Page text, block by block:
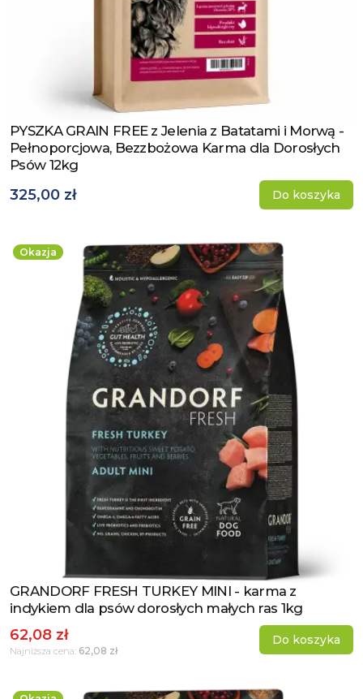
Zobacz produkt
PYSZKA GRAIN FREE z Jelenia z Batatami i Morwą -
Pełnoporcjowa, Bezzbożowa Karma dla Dorosłych
Psów 12kg
325,00 zł Do koszyka
Okazja
Zobacz produkt
GRANDORF FRESH TURKEY MINI - karma z
indykiem dla psów dorosłych małych ras 1kg
62,08 zł
Najniższa cena: 62,08 zł
Do koszyka